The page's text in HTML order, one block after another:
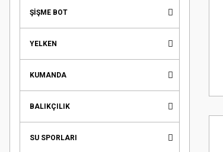
ŞİŞME BOT
YELKEN
KUMANDA
BALIKÇILIK
SU SPORLARI